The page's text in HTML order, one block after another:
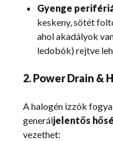
Gyenge
keskeny, sötét
ahol akadályok
ledobók) rejtve
2. Power Drain &
A halogén izzók
generáljelentős
vezethet: